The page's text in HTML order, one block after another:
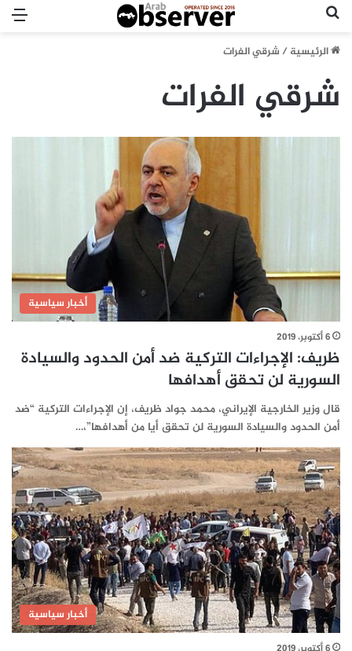
الرئيسية/ شرقي الفرات
شرقي الفرات
أخبار سياسية
6 أكتوبر، 2019
ظريف: الإجراءات التركية ضد أمن الحدود والسيادة
السورية لن تحقق أهدافها
قال وزير الخارجية الإيراني، محمد جواد ظريف، إن الإجراءات التركية “ضد
أمن الحدود والسيادة السورية لن تحقق أيا من أهدافها”،…
أخبار سياسية